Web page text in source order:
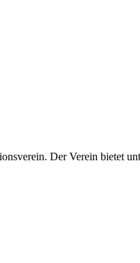
Der Verein bietet